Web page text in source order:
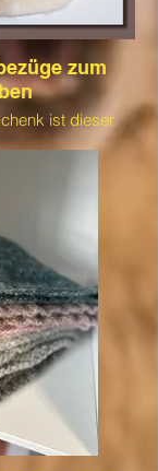
zum
ist dieser
mit
warm. Unser